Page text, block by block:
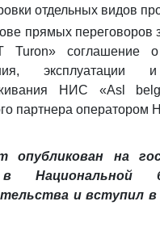
отдельных видов
прямых переговоров
Turon»
эксплуатации и
НИС «Asl
партнера оператором
опубликован на
Национальной
и вступил в